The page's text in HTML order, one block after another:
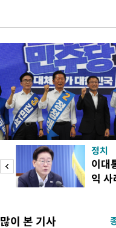
정치
이대
익
많이 본 기사